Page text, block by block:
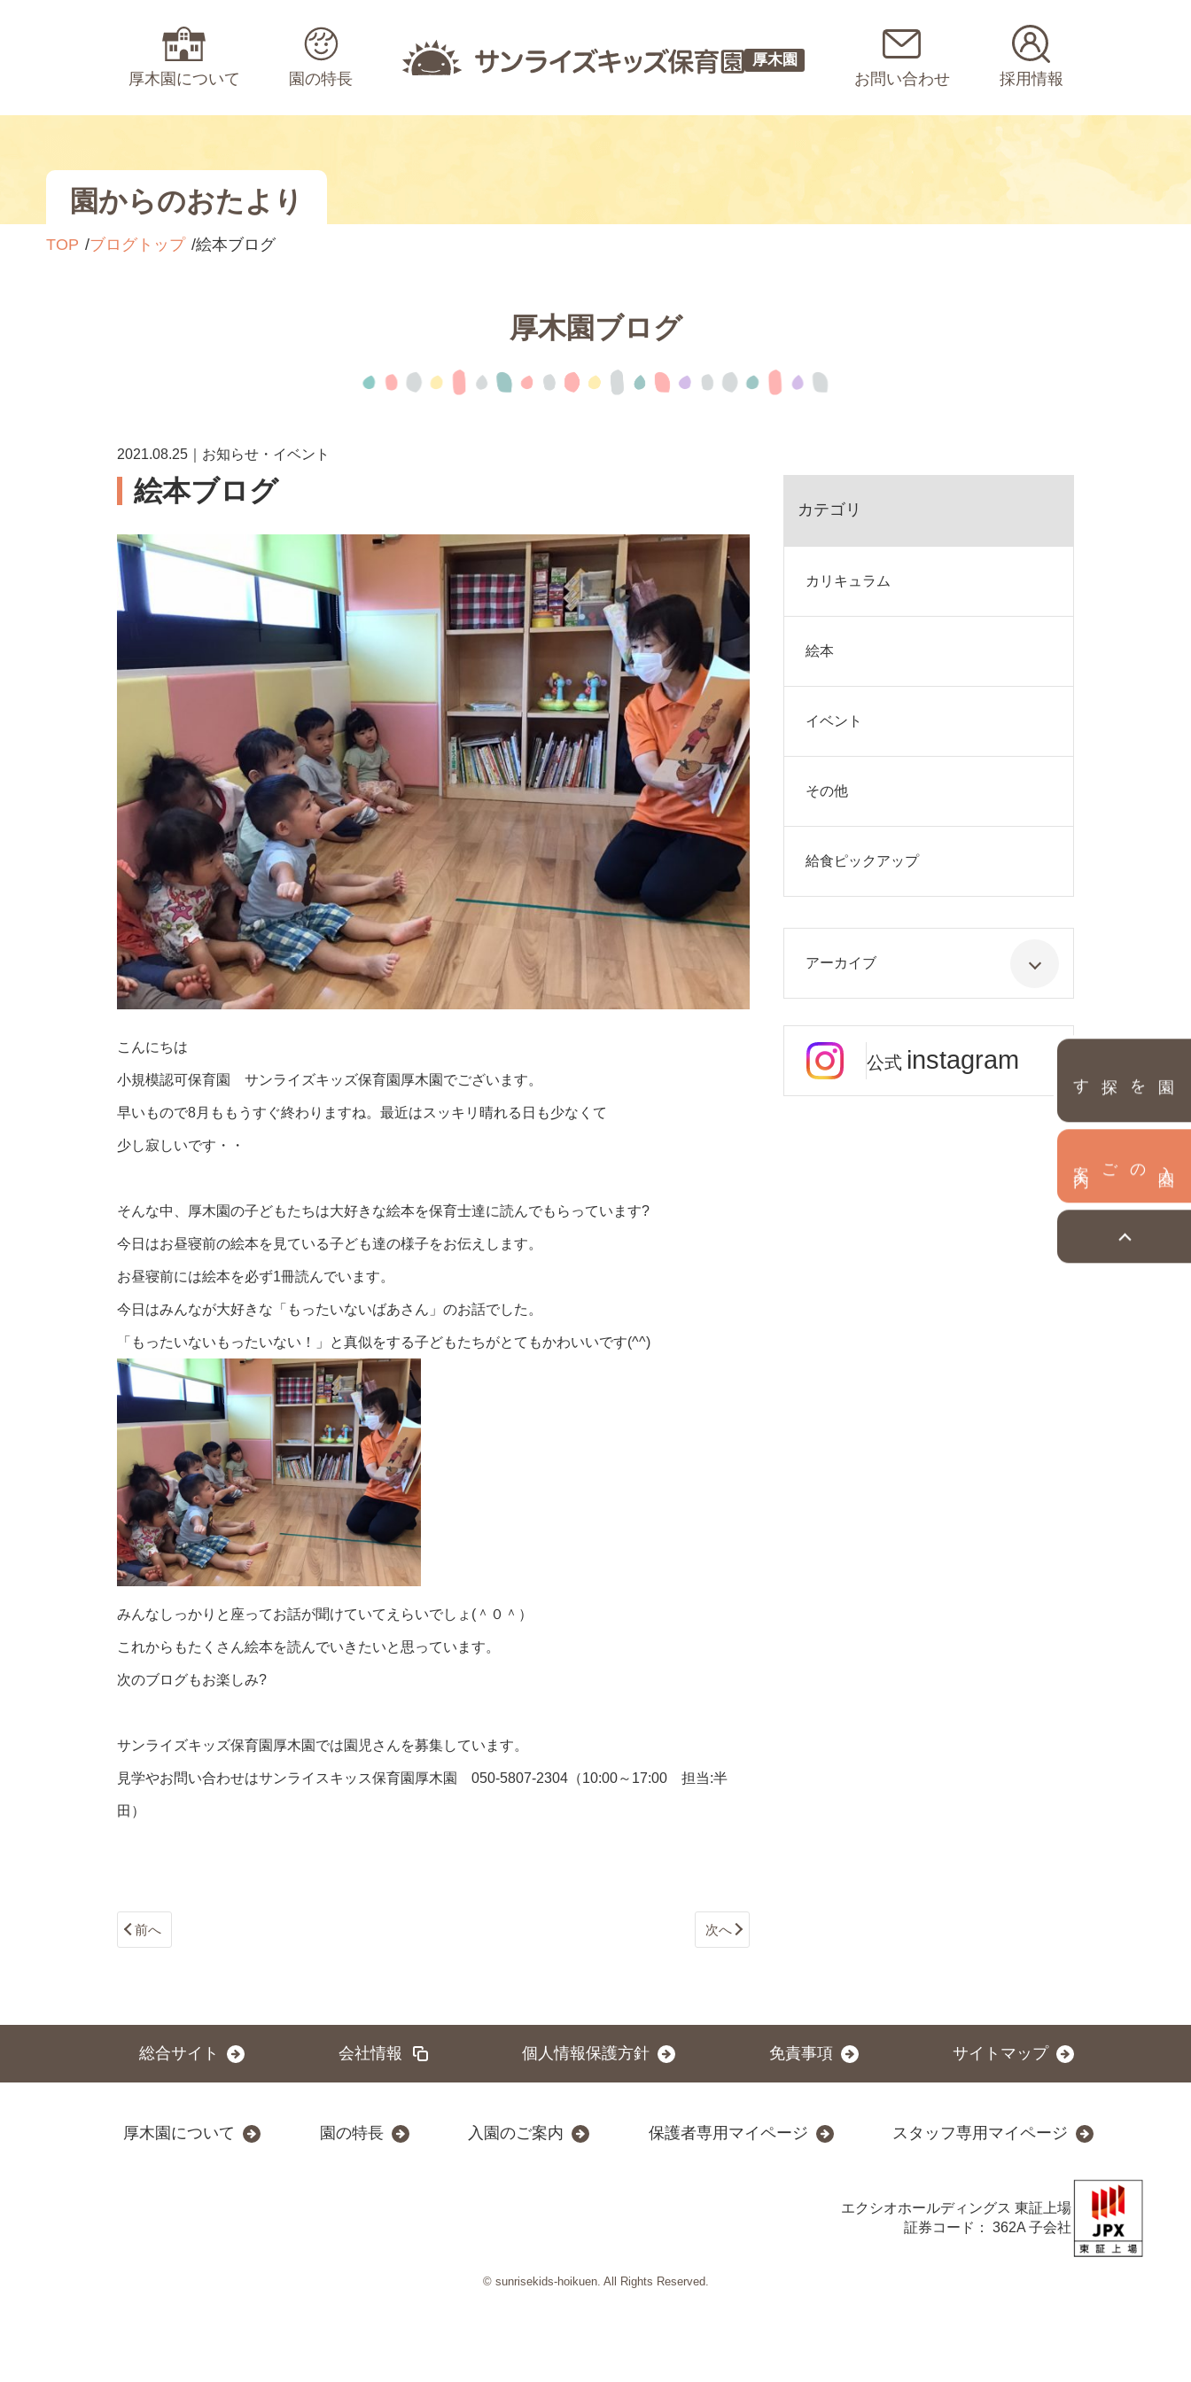
厚木園について 園の特長
厚木園
お問い合わせ 採用情報
園を探す
園からのおたより
TOP ブログトップ 絵本ブログ
厚木園ブログ
2021.08.25｜お知らせ・イベント
絵本ブログ
こんにちは
小規模認可保育園 サンライズキッズ保育園厚木園でございます。
早いもので8月ももうすぐ終わりますね。最近はスッキリ晴れる日も少なくて
少し寂しいです・・
そんな中、厚木園の子どもたちは大好きな絵本を保育士達に読んでもらっています?
今日はお昼寝前の絵本を見ている子ども達の様子をお伝えします。
お昼寝前には絵本を必ず1冊読んでいます。
今日はみんなが大好きな「もったいないばあさん」のお話でした。
「もったいないもったいない！」と真似をする子どもたちがとてもかわいいです(^^)
みんなしっかりと座ってお話が聞けていてえらいでしょ(＾０＾）
これからもたくさん絵本を読んでいきたいと思っています。
次のブログもお楽しみ?
サンライズキッズ保育園厚木園では園児さんを募集しています。
見学やお問い合わせはサンライスキッス保育園厚木園 050-5807-2304（10:00～17:00 担当:半
田）
前へ 次へ
カテゴリ
カリキュラム
絵本
イベント
その他
給食ピックアップ
アーカイブ
公式 instagram
総合サイト 会社情報 個人情報保護方針 免責事項 サイトマップ
厚木園について 園の特長 入園のご案内 保護者専用マイページ スタッフ専用マイページ
エクシオホールディングス 東証上場
証券コード： 362A 子会社
© sunrisekids-hoikuen. All Rights Reserved.